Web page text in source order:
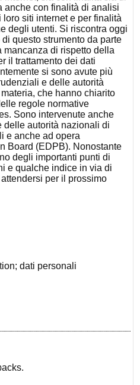
anche con finalità di analisi
siti internet e per finalità
degli utenti. Si riscontra oggi
questo strumento da parte
mancanza di rispetto della
il trattamento dei dati
si sono avute più
e delle autorità
che hanno chiarito
regole normative
. Sono intervenute anche
delle autorità nazionali di
e anche ad opera
Board (EDPB). Nonostante
degli importanti punti di
e qualche indice in via di
per il prossimo
dati personali